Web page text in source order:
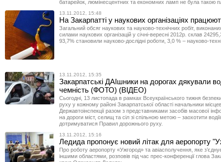
батарейок, люмінесцентних та економних ламп не була такою
13.11.2012, 15:48
На Закарпатті у наукових організаціях
Загальний обсяг наукових та науково-технічних робіт,
силами наукових організацій у січні-вересні 2012р. склав
93,7% становили науково-дослідні роботи, 3,0 % – науково-
13.11.2012, 15:35
Закарпатські ДАІшники на дорогах дякували
чемність (ФОТО) (ВІДЕО)
Сьогодні, 13 листопада в рамках Всеукраїнського тижня
руху у кожному районі Закарпатської області начальники
Державтоінспекції разом з представниками засобів масової
на дороги міст, селищ та сіл зі спільною метою – заохотити
дотримуватися Правил дорожнього руху.
13.11.2012, 15:16
Ледида пропонує новий літак для аеропорту
Про роботу аеропорту «Ужгород» та авіасполучення, яке
іншими областями, розповів під час прес-конференції глова